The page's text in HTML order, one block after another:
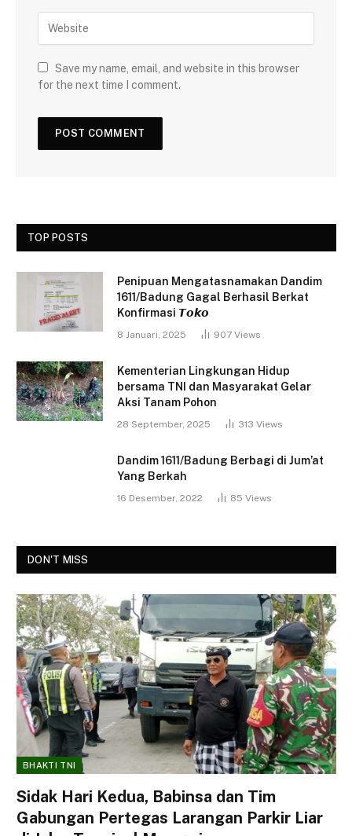
Save my name, email, and website in this browser
for the next time I comment.
TOP POSTS
Penipuan Mengatasnamakan Dandim
1611/Badung Gagal Berhasil Berkat
Konfirmasi 𝙏𝙤𝙠𝙤
8 Januari, 2025 907 Views
Kementerian Lingkungan Hidup
bersama TNI dan Masyarakat Gelar
Aksi Tanam Pohon
28 September, 2025 313 Views
Dandim 1611/Badung Berbagi di Jum’at
Yang Berkah
16 Desember, 2022 85 Views
DON'T MISS
BHAKTI TNI
Sidak Hari Kedua, Babinsa dan Tim
Gabungan Pertegas Larangan Parkir Liar